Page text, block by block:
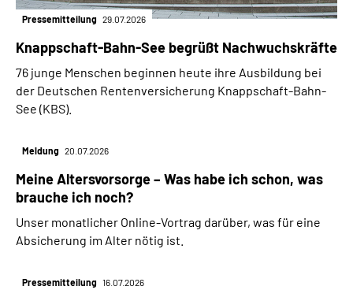
Pressemitteilung 29.07.2026
Knappschaft-Bahn-See begrüßt Nachwuchskräfte
76 junge Menschen beginnen heute ihre Ausbildung bei
der Deutschen Rentenversicherung Knappschaft-Bahn-
See (KBS).
Meldung 20.07.2026
Meine Altersvorsorge – Was habe ich schon, was
brauche ich noch?
Unser monatlicher Online-Vortrag darüber, was für eine
Absicherung im Alter nötig ist.
Pressemitteilung 16.07.2026